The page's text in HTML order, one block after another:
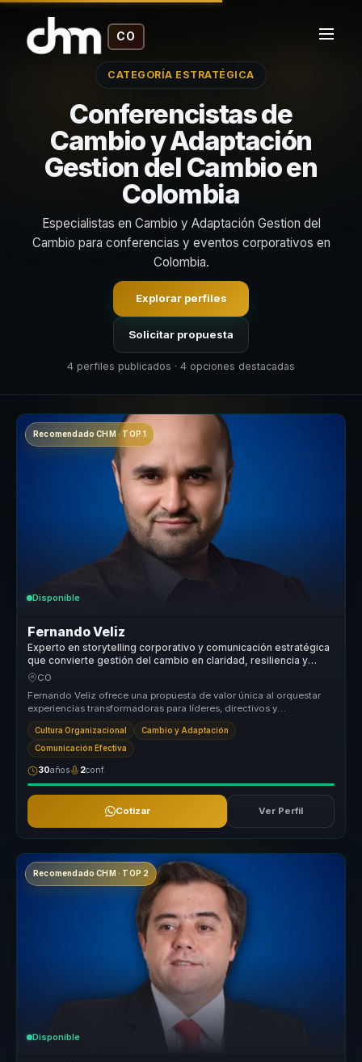
CO
CATEGORÍA ESTRATÉGICA
Conferencistas de
Cambio y Adaptación
Gestion del Cambio en
Colombia
Especialistas en Cambio y Adaptación Gestion del
Cambio para conferencias y eventos corporativos en
Colombia.
Explorar perfiles
Solicitar propuesta
4 perfiles publicados · 4 opciones destacadas
Recomendado CHM · TOP 1
Disponible
Fernando Veliz
Experto en storytelling corporativo y comunicación estratégica
que convierte gestión del cambio en claridad, resiliencia y
cultura para líderes y equipos.
CO
Fernando Veliz ofrece una propuesta de valor única al orquestar
experiencias transformadoras para líderes, directivos y
responsables de e...
Cultura Organizacional Cambio y Adaptación
Comunicación Efectiva
30años 2conf.
Cotizar Ver Perfil
Recomendado CHM · TOP 2
Disponible